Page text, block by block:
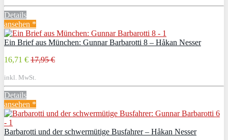
Details
ansehen *
Ein Brief aus München: Gunnar Barbarotti 8 – Håkan Nesser
16,71 € 17,95 €
inkl. MwSt.
Details
ansehen *
Barbarotti und der schwermütige Busfahrer – Håkan Nesser